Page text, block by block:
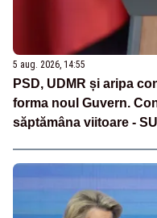
5 aug. 2026, 14:55
PSD, UDMR și aripa
forma noul Guvern.
săptămâna viitoare -